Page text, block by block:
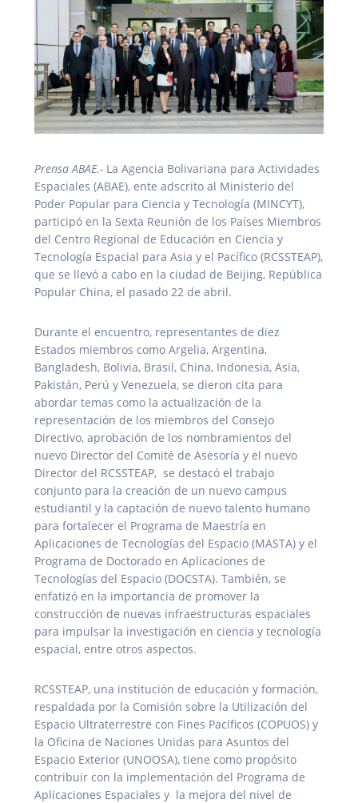
Prensa ABAE.- La Agencia Bolivariana para Actividades
Espaciales (ABAE), ente adscrito al Ministerio del
Poder Popular para Ciencia y Tecnología (MINCYT),
participó en la Sexta Reunión de los Países Miembros
del Centro Regional de Educación en Ciencia y
Tecnología Espacial para Asia y el Pacífico (RCSSTEAP),
que se llevó a cabo en la ciudad de Beijing, República
Popular China, el pasado 22 de abril.
Durante el encuentro, representantes de diez
Estados miembros como Argelia, Argentina,
Bangladesh, Bolivia, Brasil, China, Indonesia, Asia,
Pakistán, Perú y Venezuela, se dieron cita para
abordar temas como la actualización de la
representación de los miembros del Consejo
Directivo, aprobación de los nombramientos del
nuevo Director del Comité de Asesoría y el nuevo
Director del RCSSTEAP, se destacó el trabajo
conjunto para la creación de un nuevo campus
estudiantil y la captación de nuevo talento humano
para fortalecer el Programa de Maestría en
Aplicaciones de Tecnologías del Espacio (MASTA) y el
Programa de Doctorado en Aplicaciones de
Tecnologías del Espacio (DOCSTA). También, se
enfatizó en la importancia de promover la
construcción de nuevas infraestructuras espaciales
para impulsar la investigación en ciencia y tecnología
espacial, entre otros aspectos.
RCSSTEAP, una institución de educación y formación,
respaldada por la Comisión sobre la Utilización del
Espacio Ultraterrestre con Fines Pacíficos (COPUOS) y
la Oficina de Naciones Unidas para Asuntos del
Espacio Exterior (UNOOSA), tiene como propósito
contribuir con la implementación del Programa de
Aplicaciones Espaciales y la mejora del nivel de